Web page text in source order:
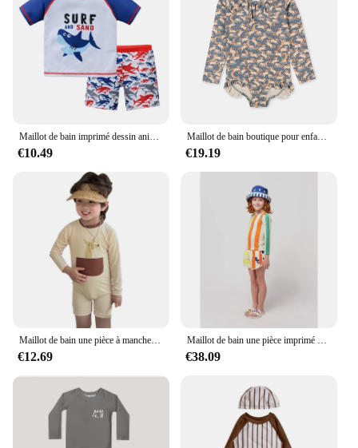
Maillot de bain imprimé dessin animé pour enfants, maillots de bain pour garçons, vêtements de surf pour enfants, été, 2 pièces
€10.49
Maillot de bain boutique pour enfants, vêtements de vacances hawaïens, costume de bain, bord de mer, SS, nouveau KS, 2023
€19.19
€12.69 €38.09